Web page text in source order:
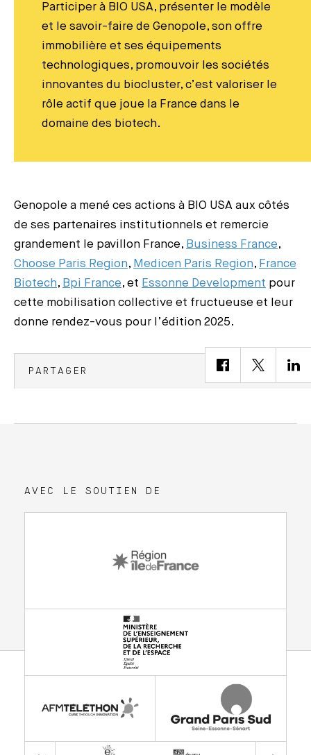
Participer à BIO USA, présenter le modèle
et le savoir-faire de Genopole, son offre
immobilière et ses équipements
technologiques, promouvoir les sociétés
innovantes du biocluster, c’est valoriser le
rôle actif que joue la France dans le
domaine des biotech.
Genopole a mené ces actions à BIO USA aux côtés
de ses partenaires institutionnels et remercie
grandement le pavillon France, Business France,
Choose Paris Region, Medicen Paris Region, France
Biotech, Bpi France, et Essonne Development pour
cette mobilisation collective et fructueuse et leur
donne rendez-vous pour l’édition 2025.
PARTAGER
AVEC LE SOUTIEN DE